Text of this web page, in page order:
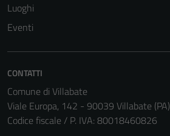
Luoghi
Eventi
CONTATTI
Comune di Villabate
Viale Europa, 142 - 90039 Villabate (PA)
Codice fiscale / P. IVA: 80018460826